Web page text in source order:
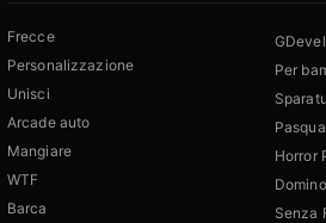
Frecce
Personalizzazione
Unisci
Arcade auto
Mangiare
WTF
Barca
Per
Pasqua
Horror
Domino
Senza